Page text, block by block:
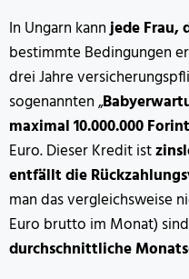
In Ungarn kannjede Frau,
bestimmte Bedingungen
drei Jahre
sogenannten „
maximal 10.000.000
Euro. Dieser Kredit ist
entfällt die
man das vergleichsweise
Euro brutto im Monat)
durchschnittliche